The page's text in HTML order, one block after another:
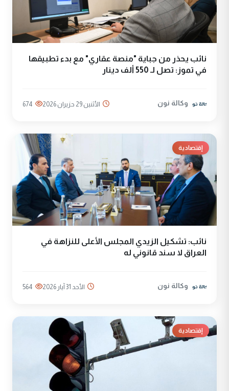
نائب يحذر من جباية "منصة عقاري" مع بدء تطبيقها
في تموز: تصل لـ 550 ألف دينار
وكالة نون الأثنين 29 حزيران 2026 674
إقتصادية
نائب: تشكيل الزيدي المجلس الأعلى للنزاهة في
العراق لا سند قانوني له
وكالة نون الأحد 31 آيار 2026 564
إقتصادية